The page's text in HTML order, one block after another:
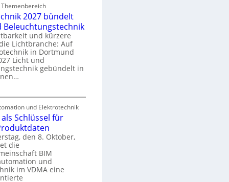
2027 bündelt
Beleuchtungstechnik
und kürzere
Lichtbranche: Auf
in Dortmund
Licht und
gebündelt in
und Elektrotechnik
als Schlüssel für
den 8. Oktober,
die
BIM
und
im VDMA eine